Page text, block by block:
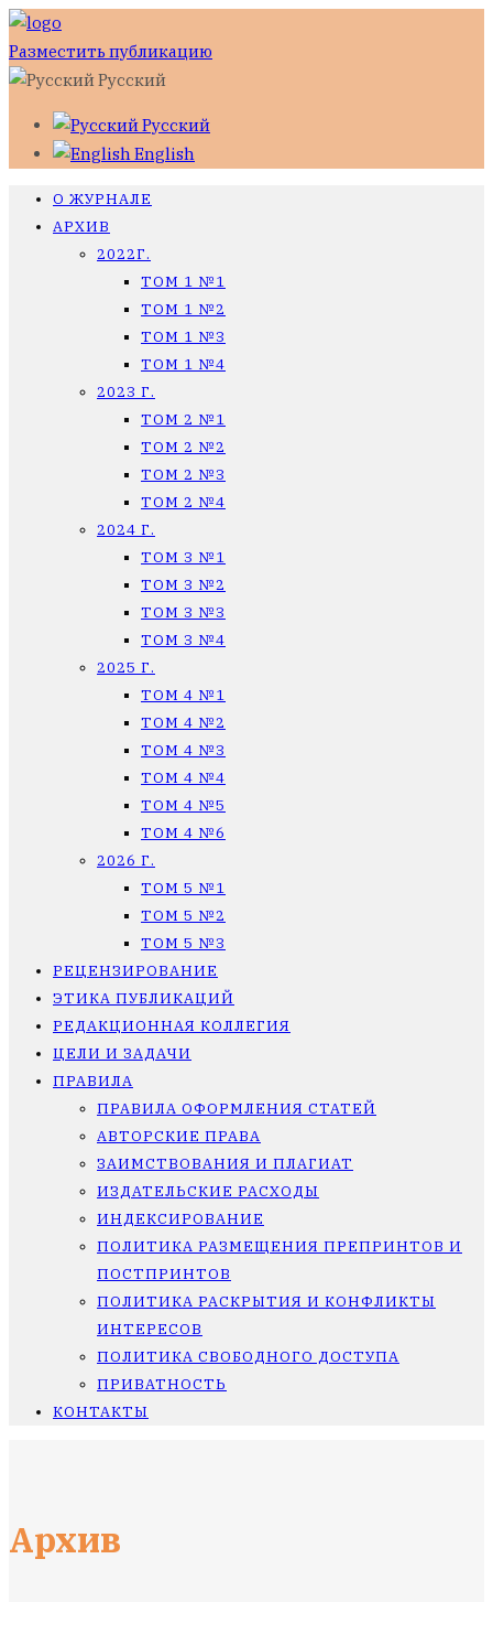
Разместить публикацию
Русский
Русский
English
О ЖУРНАЛЕ
АРХИВ
2022Г.
ТОМ 1 №1
ТОМ 1 №2
ТОМ 1 №3
ТОМ 1 №4
2023 Г.
ТОМ 2 №1
ТОМ 2 №2
ТОМ 2 №3
ТОМ 2 №4
2024 Г.
ТОМ 3 №1
ТОМ 3 №2
ТОМ 3 №3
ТОМ 3 №4
2025 Г.
ТОМ 4 №1
ТОМ 4 №2
ТОМ 4 №3
ТОМ 4 №4
ТОМ 4 №5
ТОМ 4 №6
2026 Г.
ТОМ 5 №1
ТОМ 5 №2
ТОМ 5 №3
РЕЦЕНЗИРОВАНИЕ
ЭТИКА ПУБЛИКАЦИЙ
РЕДАКЦИОННАЯ КОЛЛЕГИЯ
ЦЕЛИ И ЗАДАЧИ
ПРАВИЛА
ПРАВИЛА ОФОРМЛЕНИЯ СТАТЕЙ
АВТОРСКИЕ ПРАВА
ЗАИМСТВОВАНИЯ И ПЛАГИАТ
ИЗДАТЕЛЬСКИЕ РАСХОДЫ
ИНДЕКСИРОВАНИЕ
ПОЛИТИКА РАЗМЕЩЕНИЯ ПРЕПРИНТОВ И
ПОСТПРИНТОВ
ПОЛИТИКА РАСКРЫТИЯ И КОНФЛИКТЫ
ИНТЕРЕСОВ
ПОЛИТИКА СВОБОДНОГО ДОСТУПА
ПРИВАТНОСТЬ
КОНТАКТЫ
Архив